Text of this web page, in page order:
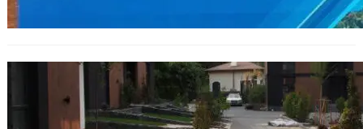
БЪЛГАРИЯ
12 съдебни дела оспорват заповедите за
събаряне на сгради в местността „Баба
Алино“